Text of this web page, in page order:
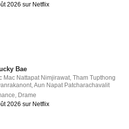
2026 sur Netflix
Bae
Mac Nattapat Nimjirawat,Tham Tupthong
,Aun Napat Patcharachavalit
, Drame
2026 sur Netflix